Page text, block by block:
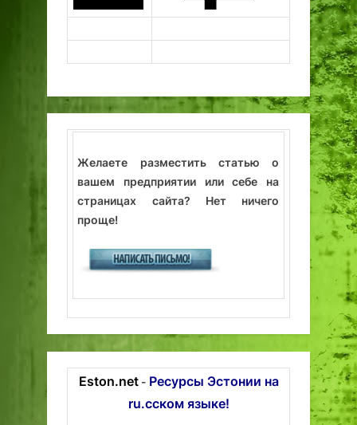
Желаете разместить статью о
вашем предприятии или себе на
страницах сайта? Нет ничего
проще!
Eston.net- Ресурсы Эстонии на
ru.сском языке!